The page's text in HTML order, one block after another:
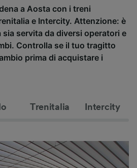
a Aosta con i treni
e Intercity. Attenzione: è
servita da diversi operatori e
Controlla se il tuo tragitto
prima di acquistare i
Trenitalia Intercity